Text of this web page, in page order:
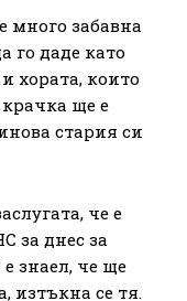
много забавна
го даде като
хората, които
ще е
стария си
че е
за днес за
знаел, че ще
изтъкна се тя.